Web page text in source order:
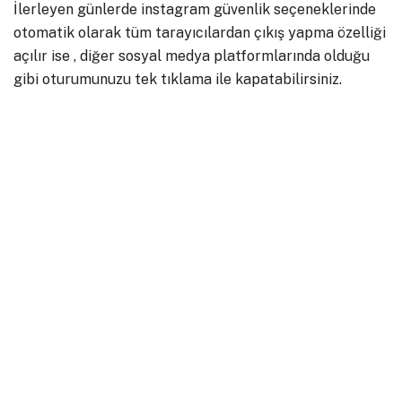
İlerleyen günlerde instagram güvenlik seçeneklerinde
otomatik olarak tüm tarayıcılardan çıkış yapma özelliği
açılır ise , diğer sosyal medya platformlarında olduğu
gibi oturumunuzu tek tıklama ile kapatabilirsiniz.